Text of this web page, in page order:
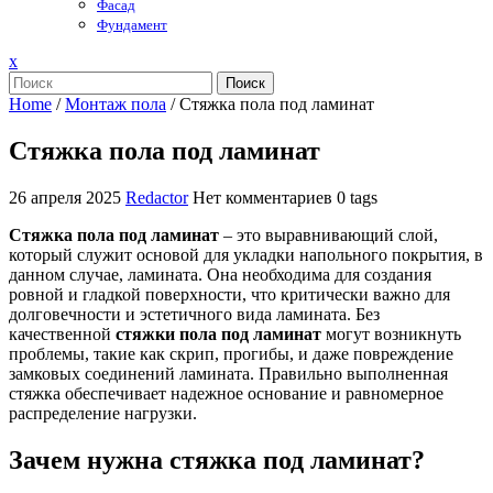
Фасад
Фундамент
xЗакрыть
меню
Поиск
Home /Монтаж пола /Стяжка пола под ламинат
Стяжка пола под ламинат
26 апреля 2025 Redactor Нет комментариев 0 tags
Стяжка пола под ламинат – это выравнивающий слой,
который служит основой для укладки напольного покрытия, в
данном случае, ламината. Она необходима для создания
ровной и гладкой поверхности, что критически важно для
долговечности и эстетичного вида ламината. Без
качественной стяжки пола под ламинат могут возникнуть
проблемы, такие как скрип, прогибы, и даже повреждение
замковых соединений ламината. Правильно выполненная
стяжка обеспечивает надежное основание и равномерное
распределение нагрузки.
Зачем нужна стяжка под ламинат?